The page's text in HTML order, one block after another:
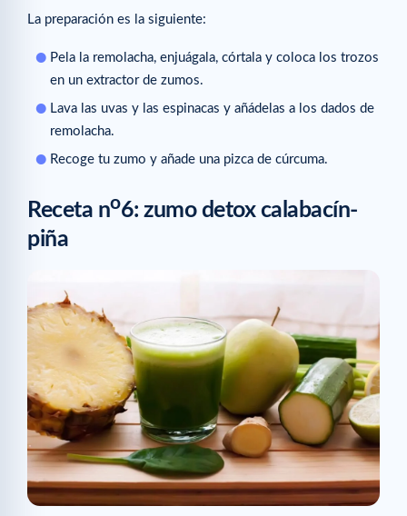
La preparación es la siguiente:
Pela la remolacha, enjuágala, córtala y coloca los trozos
en un extractor de zumos.
Lava las uvas y las espinacas y añádelas a los dados de
remolacha.
Recoge tu zumo y añade una pizca de cúrcuma.
Receta no6: zumo detox calabacín-
piña